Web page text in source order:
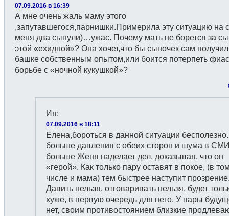
07.09.2016 в 16:39
А мне очень жаль маму этого
,запутавшегося,парнишки.Примерила эту ситуацию на
меня два сынули)…ужас. Почему мать не борется за
этой «ехидной»? Она хочет,что бы сыночек сам
башке собственным опытом,или боится потерпеть
борьбе с «ночной кукушкой»?
Ия:
07.09.2016 в 18:11
Елена,бороться в данной ситуации
больше давления с обеих сторон и шума в
больше Женя наделает дел, доказывая, что он
«герой». Как только пару оставят в покое, (в
числе и мама) тем быстрее наступит
Давить нельзя, отговаривать нельзя, будет
хуже, в первую очередь для него. У пары
нет, своим противостоянием близкие